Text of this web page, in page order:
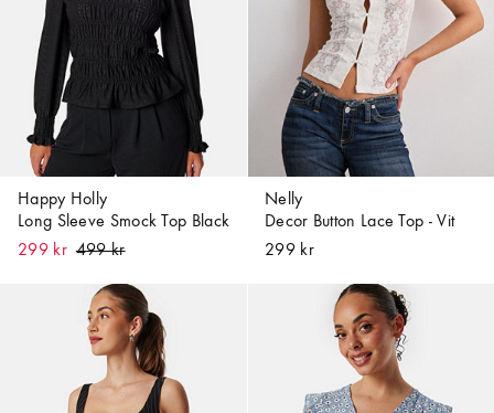
Happy Holly
Long Sleeve Smock Top Black
299 kr
Nelly
Decor Button Lace Top - Vit
299 kr